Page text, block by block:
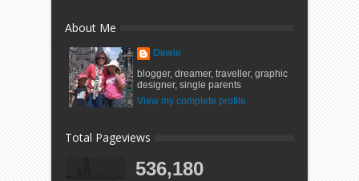
About Me
Dewie
blogger, dreamer, traveller, graphic
designer, single parents
View my complete profile
Total Pageviews
536,180